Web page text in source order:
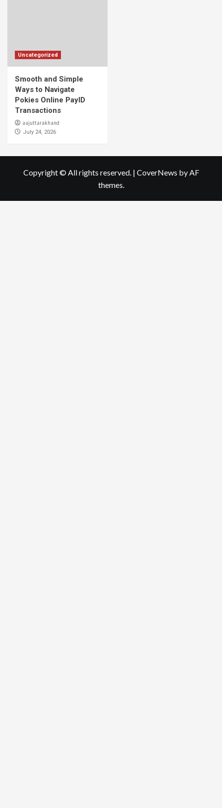
Uncategorized
Smooth and Simple
Ways to Navigate
Pokies Online PayID
Transactions
aajuttarakhand
July 24, 2026
Copyright © All rights reserved. | CoverNews by AF
themes.